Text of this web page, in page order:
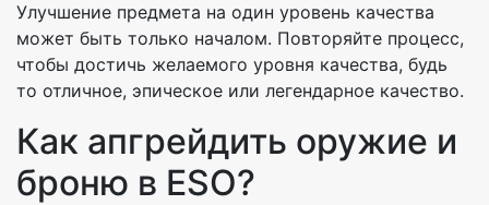
Улучшение предмета на один уровень качества
может быть только началом. Повторяйте процесс,
чтобы достичь желаемого уровня качества, будь
то отличное, эпическое или легендарное качество.
Как апгрейдить оружие и
броню в ESO?